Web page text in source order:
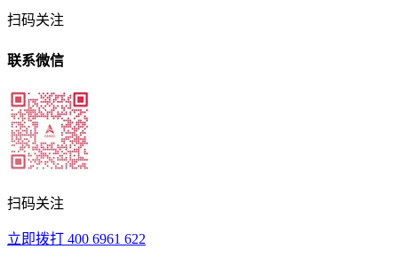
扫码关注
联系微信
扫码关注
立即拨打 400 6961 622